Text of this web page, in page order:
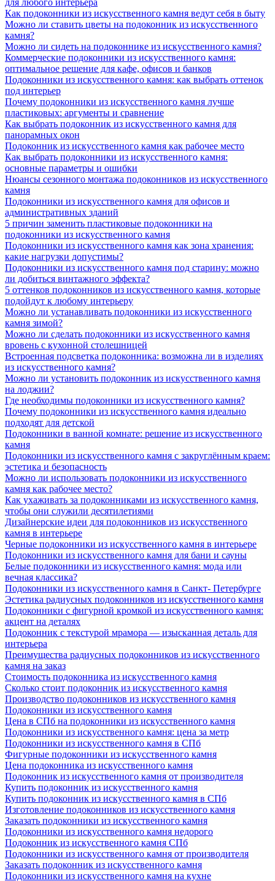
Как подоконники из искусственного камня ведут себя в быту
Можно ли ставить цветы на подоконник из искусственного
камня?
Можно ли сидеть на подоконнике из искусственного камня?
Коммерческие подоконники из искусственного камня:
оптимальное решение для кафе, офисов и банков
Подоконники из искусственного камня: как выбрать оттенок
под интерьер
Почему подоконники из искусственного камня лучше
пластиковых: аргументы и сравнение
Как выбрать подоконник из искусственного камня для
панорамных окон
Подоконник из искусственного камня как рабочее место
Как выбрать подоконники из искусственного камня:
основные параметры и ошибки
Нюансы сезонного монтажа подоконников из искусственного
камня
Подоконники из искусственного камня для офисов и
административных зданий
5 причин заменить пластиковые подоконники на
подоконники из искусственного камня
Подоконники из искусственного камня как зона хранения:
какие нагрузки допустимы?
Подоконники из искусственного камня под старину: можно
ли добиться винтажного эффекта?
5 оттенков подоконников из искусственного камня, которые
подойдут к любому интерьеру
Можно ли устанавливать подоконники из искусственного
камня зимой?
Можно ли сделать подоконники из искусственного камня
вровень с кухонной столешницей
Встроенная подсветка подоконника: возможна ли в изделиях
из искусственного камня?
Можно ли установить подоконник из искусственного камня
на лоджии?
Где необходимы подоконники из искусственного камня?
Почему подоконники из искусственного камня идеально
подходят для детской
Подоконники в ванной комнате: решение из искусственного
камня
Подоконники из искусственного камня с закруглённым краем:
эстетика и безопасность
Можно ли использовать подоконники из искусственного
камня как рабочее место?
Как ухаживать за подоконниками из искусственного камня,
чтобы они служили десятилетиями
Дизайнерские идеи для подоконников из искусственного
камня в интерьере
Черные подоконники из искусственного камня в интерьере
Подоконники из искусственного камня для бани и сауны
Белые подоконники из искусственного камня: мода или
вечная классика?
Подоконники из искусственного камня в Санкт- Петербурге
Эстетика радиусных подоконников из искусственного камня
Подоконники с фигурной кромкой из искусственного камня:
акцент на деталях
Подоконник с текстурой мрамора — изысканная деталь для
интерьера
Преимущества радиусных подоконников из искусственного
камня на заказ
Стоимость подоконника из искусственного камня
Сколько стоит подоконник из искусственного камня
Производство подоконников из искусственного камня
Подоконники из искусственного камня
Цена в СПб на подоконники из искусственного камня
Подоконники из искусственного камня: цена за метр
Подоконники из искусственного камня в СПб
Фигурные подоконники из искусственного камня
Цена подоконника из искусственного камня
Подоконник из искусственного камня от производителя
Купить подоконник из искусственного камня
Купить подоконник из искусственного камня в СПб
Изготовление подоконников из искусственного камня
Заказать подоконники из искусственного камня
Подоконники из искусственного камня недорого
Подоконник из искусственного камня СПб
Подоконники из искусственного камня от производителя
Заказать подоконник из искусственного камня
Подоконники из искусственного камня на кухне